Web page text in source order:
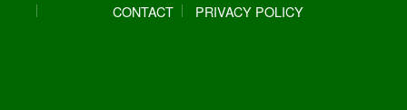
CONTACT
PRIVACY POLICY